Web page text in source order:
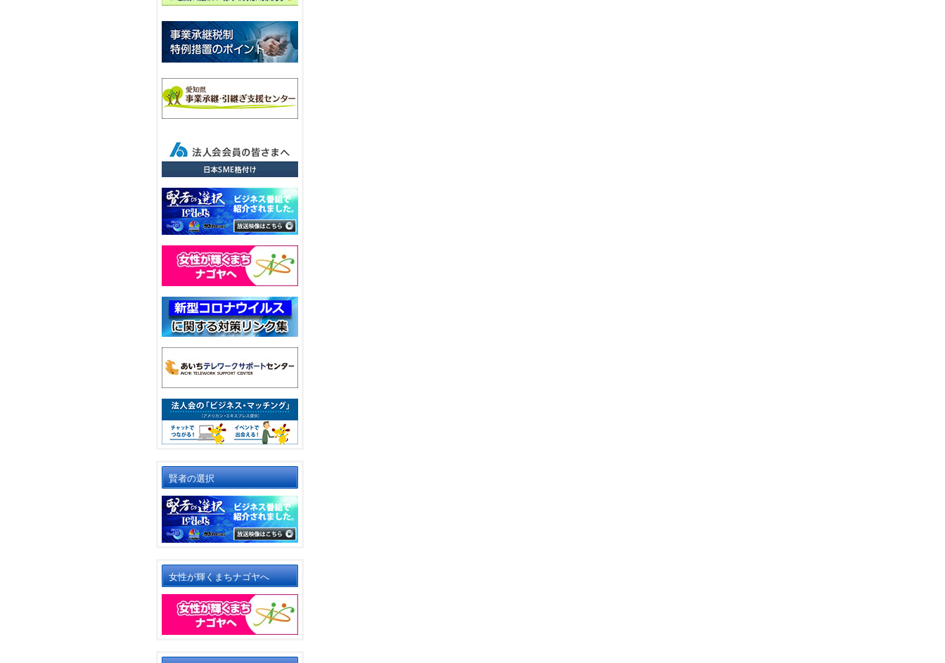
賢者の選択
女性が輝くまちナゴヤへ